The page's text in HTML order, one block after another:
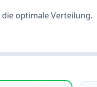
optimale Verteilung.